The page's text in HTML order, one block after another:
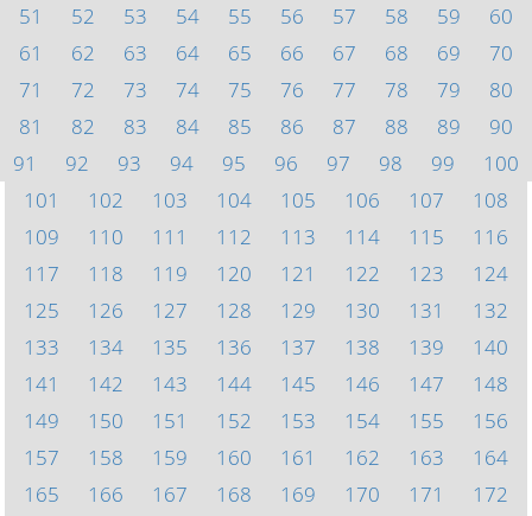
51
52 53 54 55 56 57 58 59
60
61
62 63 64 65 66 67 68 69
70
71
72 73 74 75 76 77 78 79
80
81
82 83 84 85 86 87 88 89
90
91
92 93 94 95 96 97 98 99
100
101
102 103 104 105 106 107
108
109
110 111 112 113 114 115
116
117
118 119 120 121 122 123
124
125
126 127 128 129 130 131
132
133
134 135 136 137 138 139
140
141
142 143 144 145 146 147
148
149
150 151 152 153 154 155
156
157
158 159 160 161 162 163
164
165
166 167 168 169 170 171
172